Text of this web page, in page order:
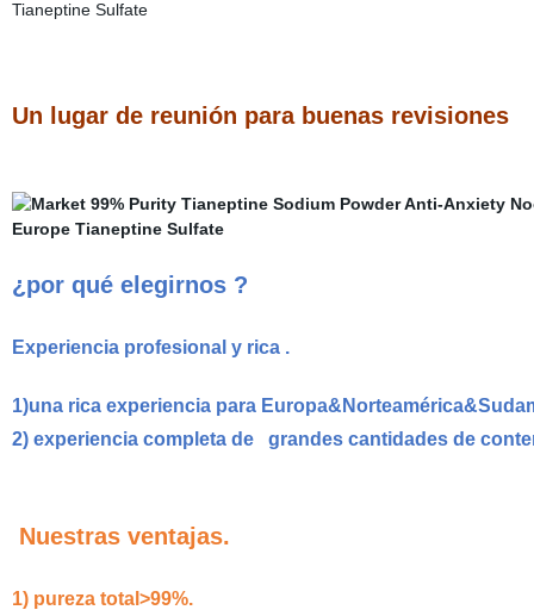
Un lugar de reunión para buenas revisiones
¿por qué elegirnos ?
Experiencia profesional y rica .
1)una rica experiencia para
2)experiencia completa de grandes cantidades de
Nuestras ventajas.
1)pureza total>99%.